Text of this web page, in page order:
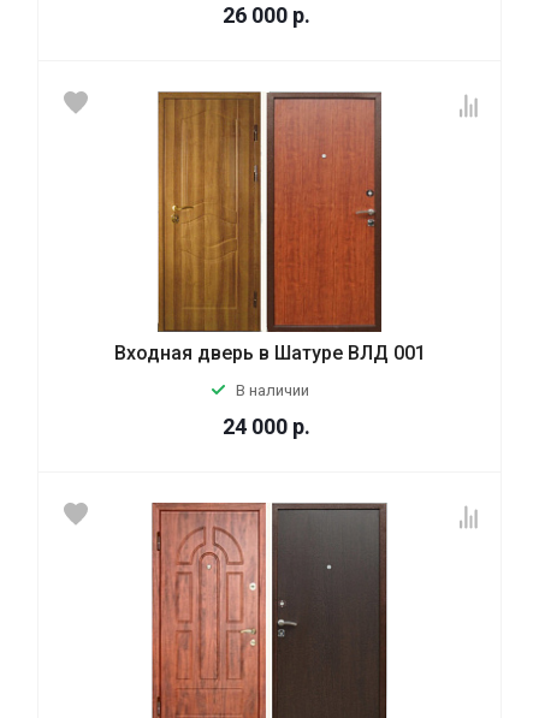
26 000 р.
Входная дверь в Шатуре ВЛД 001
В наличии
24 000 р.